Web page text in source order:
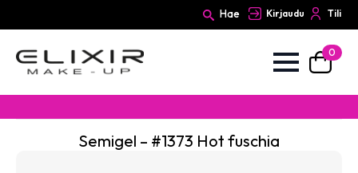
Hae Kirjaudu Tili
0
Semigel – #1373 Hot fuschia